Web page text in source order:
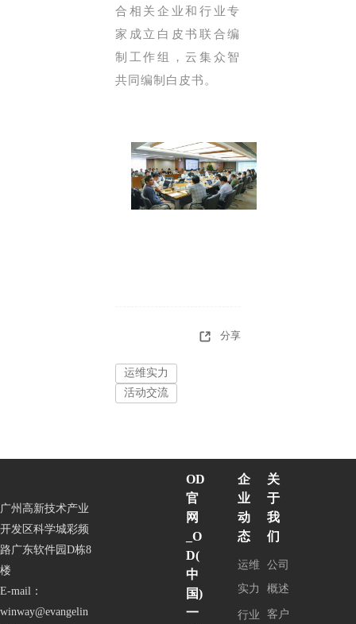
合相关企业和行业专
家成立白皮书联合编
制工作组，云集众智
共同编制白皮书。
分享
运维实力
活动交流
广州高新技术产业
开发区科学城彩频
路广东软件园D栋8
楼
E-mail：
winway@evangelin
OD
官
网
_O
D(
中
国)
一
企
业
动
态
运维
实力
行业
关
于
我
们
公司
概述
客户